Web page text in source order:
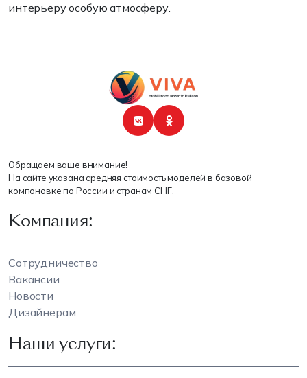
интерьеру особую атмосферу.
Обращаем ваше внимание!
На сайте указана средняя стоимость моделей в базовой
компоновке по России и странам СНГ.
Компания:
Сотрудничество
Вакансии
Новости
Дизайнерам
Наши услуги: